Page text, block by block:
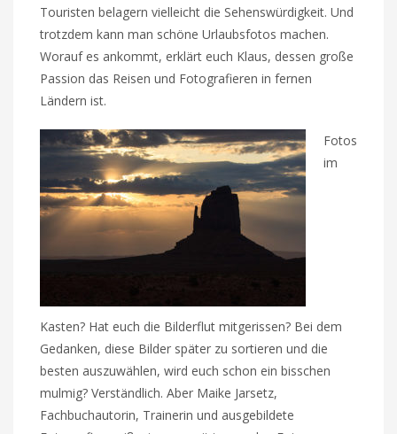
Touristen belagern vielleicht die Sehenswürdigkeit. Und
trotzdem kann man schöne Urlaubsfotos machen.
Worauf es ankommt, erklärt euch Klaus, dessen große
Passion das Reisen und Fotografieren in fernen
Ländern ist.
Fotos
im
Kasten? Hat euch die Bilderflut mitgerissen? Bei dem
Gedanken, diese Bilder später zu sortieren und die
besten auszuwählen, wird euch schon ein bisschen
mulmig? Verständlich. Aber Maike Jarsetz,
Fachbuchautorin, Trainerin und ausgebildete